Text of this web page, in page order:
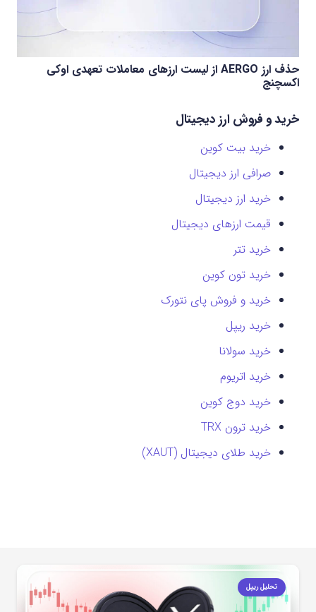
حذف ارز AERGO از لیست ارزهای معاملات تعهدی اوکی
اکسچنج
خرید و فروش ارز دیجیتال
خرید بیت کوین
صرافی ارز دیجیتال
خرید ارز دیجیتال
قیمت ارزهای دیجیتال
خرید تتر
خرید تون کوین
خرید و فروش پای نتورک
خرید ریپل
خرید سولانا
خرید اتریوم
خرید دوج کوین
خرید ترون TRX
خرید طلای دیجیتال (XAUT)
تحلیل ریپل